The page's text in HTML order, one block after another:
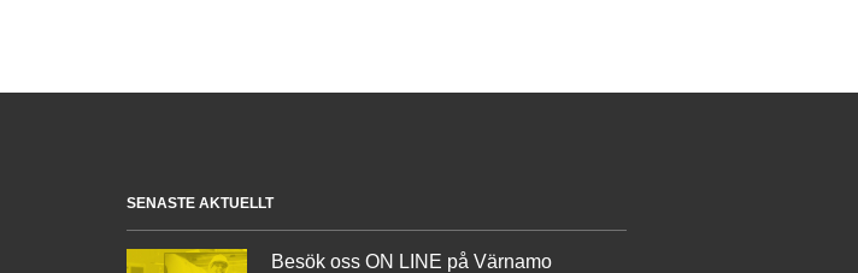
SENASTE AKTUELLT
Besök oss ON LINE på Värnamo